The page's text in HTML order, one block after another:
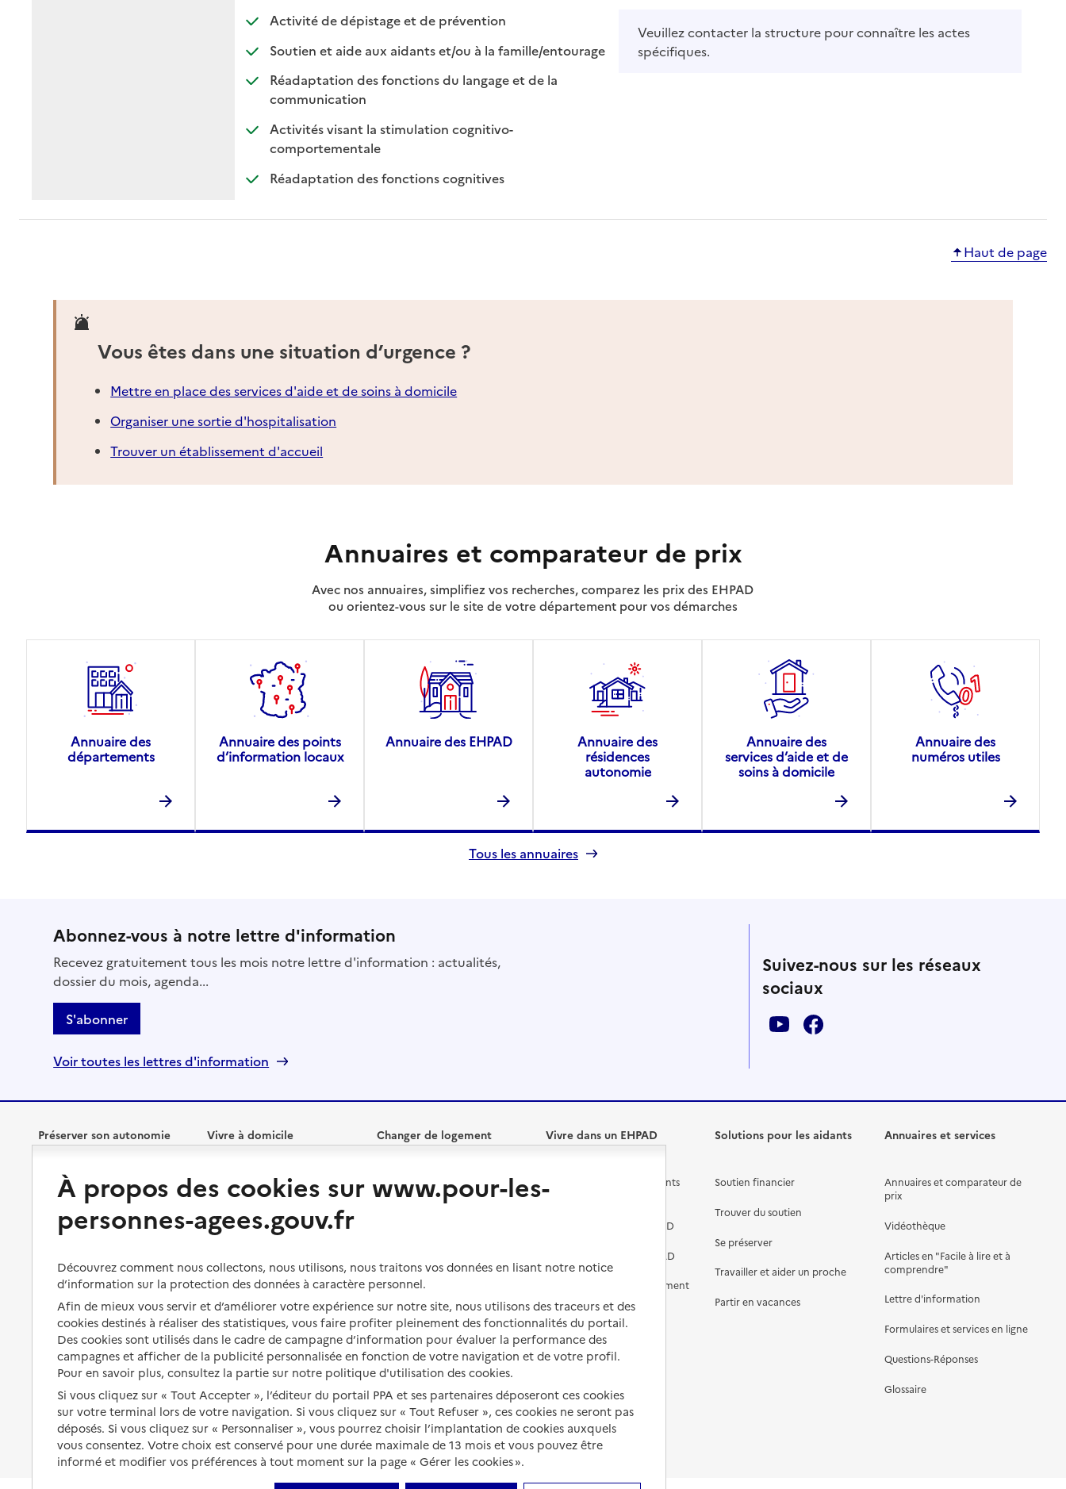
Activité de dépistage et de prévention: disponible
: non disponible
Soutien et aide aux aidants et/ou à la famille/entourage: disponible
: non disponible
Réadaptation des fonctions du langage et de la
communication: disponible
: non disponible
Activités visant la stimulation cognitivo-
comportementale: disponible
: non disponible
Réadaptation des fonctions cognitives: disponible
: non disponible
Veuillez contacter la structure pour connaître les actes
spécifiques.
Haut de page
Vous êtes dans une situation d’urgence ?
Mettre en place des services d'aide et de soins à domicile
Organiser une sortie d'hospitalisation
Trouver un établissement d'accueil
Annuaires et comparateur de prix
Avec nos annuaires, simplifiez vos recherches, comparez les prix des EHPAD
ou orientez-vous sur le site de votre département pour vos démarches
Annuaire des
départements
Annuaire des points
d’information locaux
Annuaire des EHPAD
Annuaire des
résidences
autonomie
Annuaire des
services d’aide et de
soins à domicile
Annuaire des
numéros utiles
Tous les annuaires
Abonnez-vous à notre lettre d'information
Recevez gratuitement tous les mois notre lettre d'information : actualités,
dossier du mois, agenda...
S'abonner
Voir toutes les lettres d'information
Suivez-nous sur les réseaux
sociaux
Préserver son autonomie
Perte d'autonomie : évaluation
et droits
Aménager son logement et
s'équiper
Préserver son autonomie et sa
santé
Organiser à l'avance sa propre
protection
Les mesures de protection
À qui s’adresser ?
Les politiques du grand âge
Vivre à domicile
Bénéficier d'aide à domicile
Bénéficier de soins à domicile
Solutions d'accueil temporaire
Partager son logement
Vivre à domicile avec une
maladie ou un handicap
Être hospitalisé
Fin de vie à domicile
Changer de logement
Les questions à se poser
Vivre en accueil familial
Autres solutions de logement
Vivre dans un EHPAD
Les différents établissements
médicalisés
Préparer l'entrée en EHPAD
Aides financières en EHPAD
Prévention, accompagnement
Comprendre les prix en
EHPAD
Fin de vie en EHPAD
Solutions pour les aidants
Soutien financier
Trouver du soutien
Se préserver
Travailler et aider un proche
Partir en vacances
Annuaires et services
Annuaires et comparateur de
prix
Vidéothèque
Articles en "Facile à lire et à
comprendre"
Lettre d'information
Formulaires et services en ligne
Questions-Réponses
Glossaire
À propos des cookies sur www.pour-les-
personnes-agees.gouv.fr
Découvrez comment nous collectons, nous utilisons, nous traitons vos données en lisant notre notice
d’information sur la protection des données à caractère personnel.
Afin de mieux vous servir et d’améliorer votre expérience sur notre site, nous utilisons des traceurs et des
cookies destinés à réaliser des statistiques, vous faire profiter pleinement des fonctionnalités du portail.
Des cookies sont utilisés dans le cadre de campagne d’information pour évaluer la performance des
campagnes et afficher de la publicité personnalisée en fonction de votre navigation et de votre profil.
Pour en savoir plus, consultez la partie sur notre politique d'utilisation des cookies.
Si vous cliquez sur « Tout Accepter », l’éditeur du portail PPA et ses partenaires déposeront ces cookies
sur votre terminal lors de votre navigation. Si vous cliquez sur « Tout Refuser », ces cookies ne seront pas
déposés. Si vous cliquez sur « Personnaliser », vous pourrez choisir l’implantation de cookies auxquels
vous consentez. Votre choix est conservé pour une durée maximale de 13 mois et vous pouvez être
informé et modifier vos préférences à tout moment sur la page « Gérer les cookies ».